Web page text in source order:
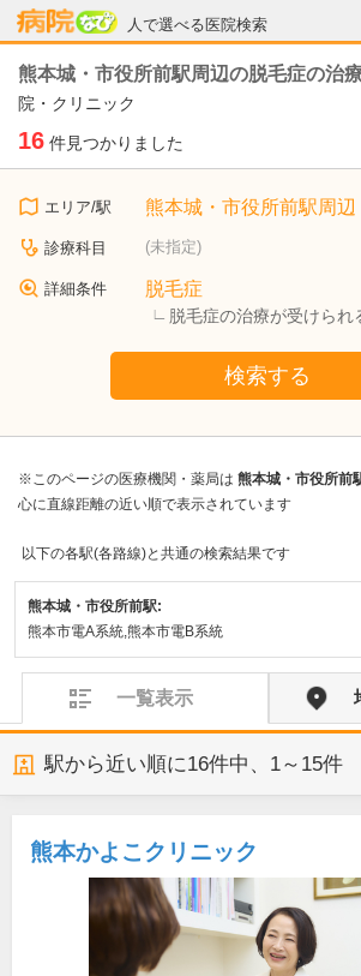
人で選べる医院検索
病院なび
熊本城・市役所前駅周辺の脱毛症の治
院・クリニック
16 件見つかりました
エリア/駅 熊本城・市役所前駅周辺
診療科目 (未指定)
詳細条件 脱毛症
脱毛症の治療が受けられ
検索する
※このページの医療機関・薬局は 熊本城・市役所前
心に直線距離の近い順で表示されています
以下の各駅(各路線)と共通の検索結果です
熊本城・市役所前駅:
熊本市電A系統,熊本市電B系統
一覧表示
駅から近い順に16件中、 1～15件
熊本かよこクリニック